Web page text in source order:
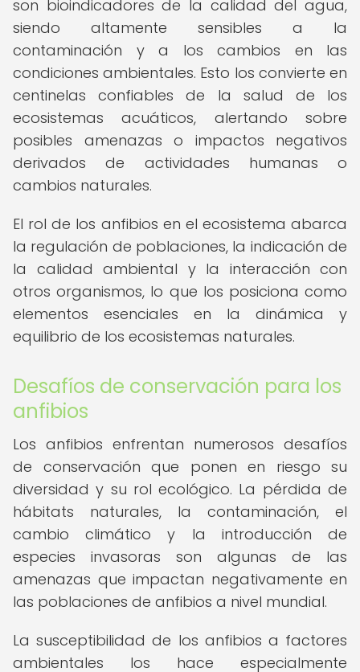
son bioindicadores de la calidad del agua,
siendo altamente sensibles a la
contaminación y a los cambios en las
condiciones ambientales. Esto los convierte en
centinelas confiables de la salud de los
ecosistemas acuáticos, alertando sobre
posibles amenazas o impactos negativos
derivados de actividades humanas o
cambios naturales.
El rol de los anfibios en el ecosistema abarca
la regulación de poblaciones, la indicación de
la calidad ambiental y la interacción con
otros organismos, lo que los posiciona como
elementos esenciales en la dinámica y
equilibrio de los ecosistemas naturales.
Desafíos de conservación para los
anfibios
Los anfibios enfrentan numerosos desafíos
de conservación que ponen en riesgo su
diversidad y su rol ecológico. La pérdida de
hábitats naturales, la contaminación, el
cambio climático y la introducción de
especies invasoras son algunas de las
amenazas que impactan negativamente en
las poblaciones de anfibios a nivel mundial.
La susceptibilidad de los anfibios a factores
ambientales los hace especialmente